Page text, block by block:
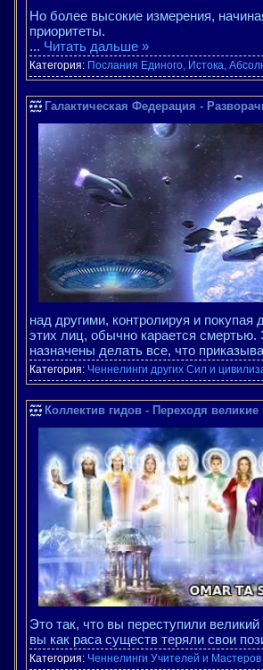
Но более высокие измерения,
приоритеты.
... Читать дальше »
Категория: Послания Единого, Истока,
Галактическая Федерация -
над другими, контролируя и
этих лиц, обычно карается
назначены делать все, что
Категория: Ченнелинги других Сил и
Коллектив гидов - Переходя великие
Это так, что вы переступили
вы как раса существ теряли свои
Категория: Ченнелинги Учителей и Мастеров